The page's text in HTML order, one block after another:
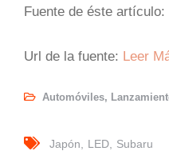
Fuente de éste
Url de la fuente: Leer
Automóviles,
Japón LED Subaru